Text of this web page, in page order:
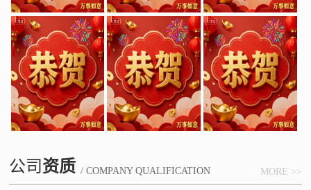
公司资质 / COMPANY QUALIFICATION MORE >>